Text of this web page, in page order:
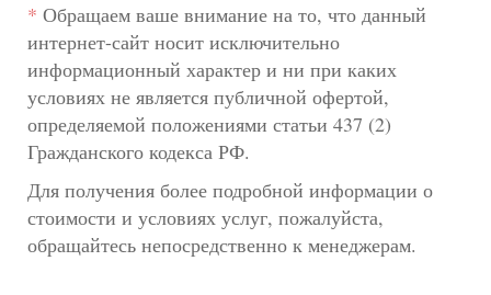
* Обращаем ваше внимание на то, что данный
интернет-сайт носит исключительно
информационный характер и ни при каких
условиях не является публичной офертой,
определяемой положениями статьи 437 (2)
Гражданского кодекса РФ.
Для получения более подробной информации о
стоимости и условиях услуг, пожалуйста,
обращайтесь непосредственно к менеджерам.